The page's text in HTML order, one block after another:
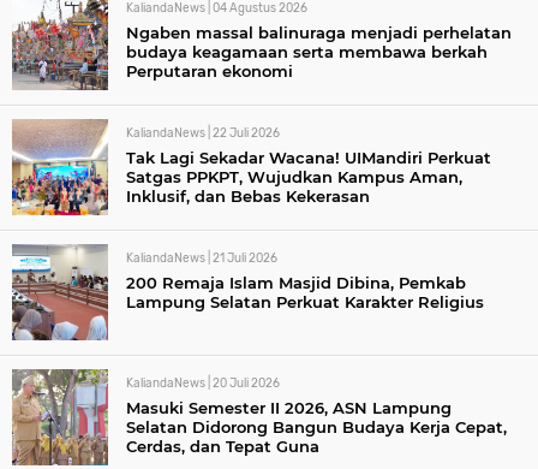
KaliandaNews | 04 Agustus 2026
Ngaben massal balinuraga menjadi perhelatan
budaya keagamaan serta membawa berkah
Perputaran ekonomi
KaliandaNews | 22 Juli 2026
Tak Lagi Sekadar Wacana! UIMandiri Perkuat
Satgas PPKPT, Wujudkan Kampus Aman,
Inklusif, dan Bebas Kekerasan
KaliandaNews | 21 Juli 2026
200 Remaja Islam Masjid Dibina, Pemkab
Lampung Selatan Perkuat Karakter Religius
KaliandaNews | 20 Juli 2026
Masuki Semester II 2026, ASN Lampung
Selatan Didorong Bangun Budaya Kerja Cepat,
Cerdas, dan Tepat Guna